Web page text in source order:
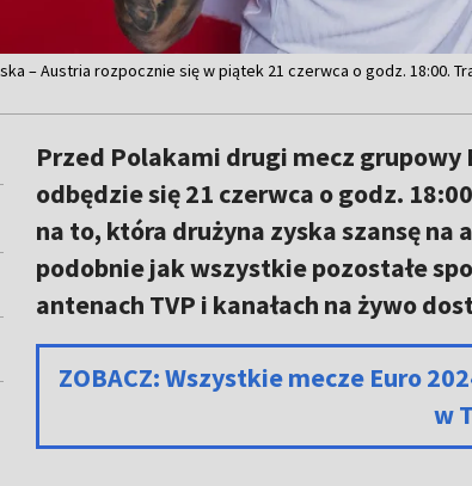
– Austria rozpocznie się w piątek 21 czerwca o godz. 18:00.
Przed Polakami drugi mecz
odbędzie się 21 czerwca o godz.
na to, która drużyna zyska szansę
podobnie jak wszystkie pozostałe
antenach TVP i kanałach na żywo
ZOBACZ: Wszystkie mecze Euro
w